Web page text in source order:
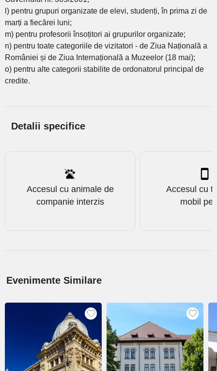
l) pentru grupuri organizate de elevi, studenți, în prima zi de
marți a fiecărei luni;
m) pentru profesorii însoțitori ai grupurilor organizate;
n) pentru toate categoriile de vizitatori - de Ziua Națională a
României și de Ziua Internațională a Muzeelor (18 mai);
o) pentru alte categorii stabilite de ordonatorul principal de
credite.
Detalii specifice
Accesul cu animale de
companie interzis
Accesul cu
mobil
Evenimente Similare